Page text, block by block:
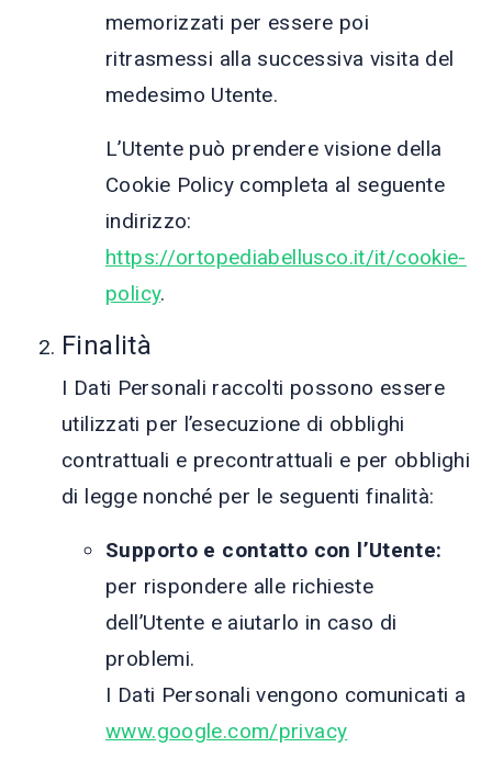
memorizzati per essere poi
ritrasmessi alla successiva visita del
medesimo Utente.
L’Utente può prendere visione della
Cookie Policy completa al seguente
indirizzo:
https://ortopediabellusco.it/it/cookie-
policy.
Finalità
I Dati Personali raccolti possono essere
utilizzati per l’esecuzione di obblighi
contrattuali e precontrattuali e per obblighi
di legge nonché per le seguenti finalità:
Supporto e contatto con l’Utente:
per rispondere alle richieste
dell’Utente e aiutarlo in caso di
problemi.
I Dati Personali vengono comunicati a
www.google.com/privacy